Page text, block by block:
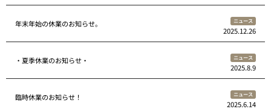
年末年始の休業のお知らせ。 ニュース
2025.12.26
・夏季休業のお知らせ・ ニュース
2025.8.9
臨時休業のお知らせ！ ニュース
2025.6.14